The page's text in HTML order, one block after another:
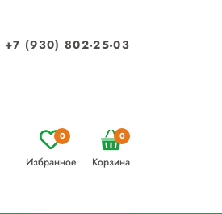
+7 (930) 802-25-03
Избранное
0
Корзина
0